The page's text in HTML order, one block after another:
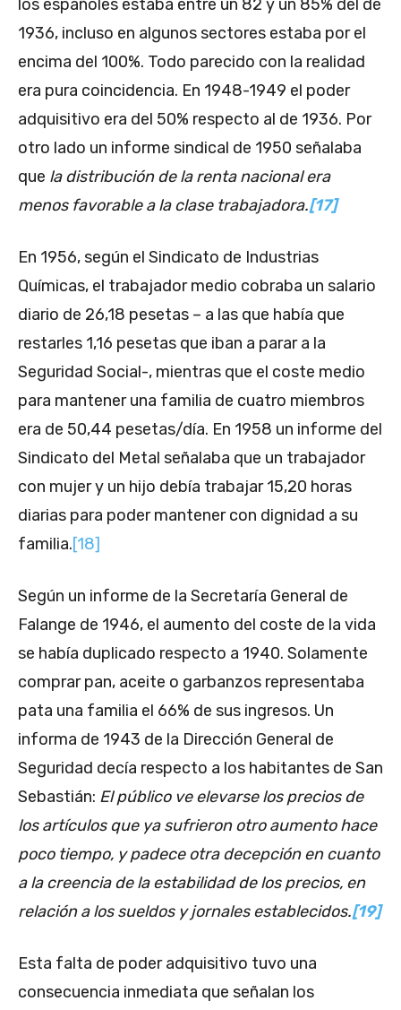
los españoles estaba entre un 82 y un 85% del de
1936, incluso en algunos sectores estaba por el
encima del 100%. Todo parecido con la realidad
era pura coincidencia. En 1948-1949 el poder
adquisitivo era del 50% respecto al de 1936. Por
otro lado un informe sindical de 1950 señalaba
que la distribución de la renta nacional era
menos favorable a la clase trabajadora.[17]
En 1956, según el Sindicato de Industrias
Químicas, el trabajador medio cobraba un salario
diario de 26,18 pesetas – a las que había que
restarles 1,16 pesetas que iban a parar a la
Seguridad Social-, mientras que el coste medio
para mantener una familia de cuatro miembros
era de 50,44 pesetas/día. En 1958 un informe del
Sindicato del Metal señalaba que un trabajador
con mujer y un hijo debía trabajar 15,20 horas
diarias para poder mantener con dignidad a su
familia.[18]
Según un informe de la Secretaría General de
Falange de 1946, el aumento del coste de la vida
se había duplicado respecto a 1940. Solamente
comprar pan, aceite o garbanzos representaba
pata una familia el 66% de sus ingresos. Un
informa de 1943 de la Dirección General de
Seguridad decía respecto a los habitantes de San
Sebastián: El público ve elevarse los precios de
los artículos que ya sufrieron otro aumento hace
poco tiempo, y padece otra decepción en cuanto
a la creencia de la estabilidad de los precios, en
relación a los sueldos y jornales establecidos.[19]
Esta falta de poder adquisitivo tuvo una
consecuencia inmediata que señalan los